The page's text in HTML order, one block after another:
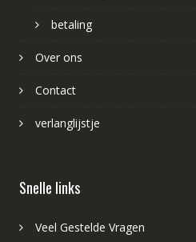
betaling
Over ons
Contact
verlanglijstje
Snelle links
Veel Gestelde Vragen